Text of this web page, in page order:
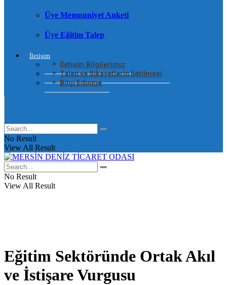
Üye Memnuniyet Anketi
Üye Eğitim Talep
İletişim
İletişim Bilgilerimiz
Talep ve Şikayetlerin İletilmesi
Bilgi Edinme
No Result
View All Result
No Result
View All Result
Eğitim Sektöründe Ortak Akıl
ve İstişare Vurgusu